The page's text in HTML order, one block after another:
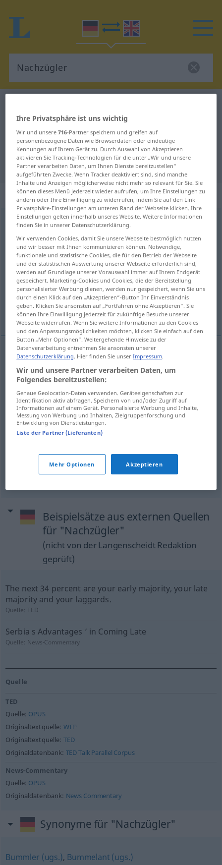
Deutsch-Englisch Übersetzung für
"Nachzügler"
"Nachzügler" Englisch Übersetzung
„Nachzügler“: Maskulinum
Nachzügler [-ˌtsyːklər]m <Nachzüglers;Nachzügler>
Übersicht aller Übersetzungen
(Für mehr Details die Übersetzung anklicken/antippen)
straggler latecomer
child born late, late arrival in the family
latecomer NachzüglerSpätankommling
childbornlate Nachzügler
arrivalin thefamily
Nachzügler
Nachkömmling UMG
Beispielsätze aus externen Quellen
für "Nachzügler"
(nicht von der Langenscheidt Redaktion
geprüft)
The next 34 percent are your early majority, your late
majority and your laggards.
Quelle:TED
Serbia s Advantages ’ in Coming Late
Quelle: News-Commentary
Quelle
TED
Quelle: OPUS
Originaltextquelle: WIT³
Originaltextquelle: TED
Originaldatenbank: TED Talk Parallel Corpus
News-Commentary
Quelle: OPUS
Originaldatenbank: News Commentary
Synonyme für "Nachzügler"
Bummler (ugs.), Bummelant (ugs.)
Ihre Privatsphäre ist uns wichtig
Wir und unsere716-Partner speichern und greifen auf
personenbezogene Daten wie Browserdaten oder eindeutige
Kennungen auf Ihrem Gerät zu. Durch Auswahl von Akzeptieren
aktivieren Sie Tracking-Technologien für die unter „Wir und unsere
Partner verarbeiten Daten, um Ihnen Dienste bereitzustellen“
aufgeführten Zwecke. Wenn Tracker deaktiviert sind, sind manche
Inhalte und Anzeigen möglicherweise nicht mehr so relevant für Sie. Sie
können dieses Menü jederzeit wieder aufrufen, um Ihre Einstellungen zu
ändern oder Ihre Einwilligung zu widerrufen, indem Sie auf den Link
Privatsphäre-Einstellungen am unteren Rand der Webseite klicken. Ihre
Einstellungen gelten innerhalb unseres Website. Weitere Informationen
finden Sie in unserer Datenschutzerklärung.
Wir verwenden Cookies, damit Sie unsere Webseite bestmöglich nutzen
und wir besser mit Ihnen kommunizieren können. Notwendige,
funktionale und statistische Cookies, die für den Betrieb der Webseite
und der statistischen Auswertung unserer Webseite erforderlich sind,
werden auf Grundlage unserer Vorauswahl immer auf Ihrem Endgerät
gespeichert. Marketing-Cookies und Cookies, die der Bereitstellung
personalisierter Werbung dienen, werden nur gespeichert, wenn Sie uns
durch einen Klick auf den „Akzeptieren“-Button Ihr Einverständnis
geben. Klicken Sie ansonsten auf „Fortfahren ohne Akzeptieren“. Sie
können Ihre Einwilligung jederzeit für zukünftige Besuche unserer
Webseite widerrufen. Wenn Sie weitere Informationen zu den Cookies
und den Anpassungsmöglichkeiten möchten, klicken Sie einfach auf den
Button „Mehr Optionen“. Weitergehende Hinweise zu der
Datenverarbeitung entnehmen Sie ansonsten unserer
Datenschutzerklärung. Hier finden Sie unserImpressum.
Wir und unsere Partner verarbeiten Daten, um
Folgendes bereitzustellen:
Genaue Geolocation-Daten verwenden. Geräteeigenschaften zur
Identifikation aktiv abfragen. Speichern von und/oder Zugriff auf
Informationen auf einem Gerät. Personalisierte Werbung und Inhalte,
Messung von Werbung und Inhalten, Zielgruppenforschung und
Entwicklung von Dienstleistungen.
Liste der Partner (Lieferanten)
Mehr Optionen Akzeptieren